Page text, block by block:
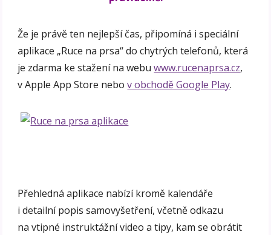
Že je právě ten nejlepší čas, připomíná i speciální
aplikace „Ruce na prsa“ do chytrých telefonů, která
je zdarma ke stažení na webuwww.rucenaprsa.cz,
v Apple App Store nebov obchodě Google Play.
Přehledná aplikace nabízí kromě kalendáře
i detailní popis samovyšetření, včetně odkazu
na vtipné instruktážní video a tipy, kam se obrátit